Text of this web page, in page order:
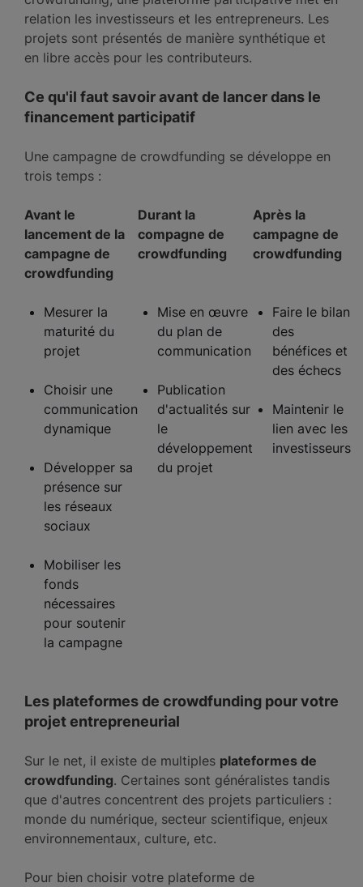
relation les investisseurs et les entrepreneurs. Les
projets sont présentés de manière synthétique et
en libre accès pour les contributeurs.
Ce qu'il faut savoir avant de lancer dans le
financement participatif
Une campagne de crowdfunding se développe en
trois temps :
Avant le
lancement de la
campagne de
crowdfunding
Durant la
compagne de
crowdfunding
Après la
campagne de
crowdfunding
Mesurer la
maturité du
projet
Choisir une
communication
dynamique
Développer sa
présence sur
les réseaux
sociaux
Mobiliser les
fonds
nécessaires
pour soutenir
la campagne
Mise en œuvre
du plan de
communication
Publication
d'actualités sur
le
développement
du projet
Faire le bilan
des
bénéfices et
des échecs
Maintenir le
lien avec les
investisseurs
Les plateformes de crowdfunding pour votre
projet entrepreneurial
Sur le net, il existe de multiples plateformes de
crowdfunding. Certaines sont généralistes tandis
que d'autres concentrent des projets particuliers :
monde du numérique, secteur scientifique, enjeux
environnementaux, culture, etc.
Pour bien choisir votre plateforme de